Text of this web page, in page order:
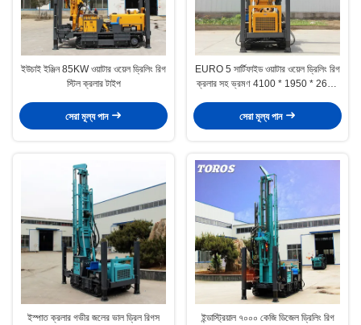
ইউচাই ইঞ্জিন 85KW ওয়াটার ওয়েল ড্রিলিং রিগ
স্টিল ক্রলার টাইপ
সেরা মূল্য পান
EURO 5 সার্টিফাইড ওয়াটার ওয়েল ড্রিলিং রিগ
ক্রলার সহ ভ্রমণ 4100 * 1950 * 2600
সেরা মূল্য পান
ইস্পাত ক্রলার গভীর জলের ভাল ড্রিল রিগস
ইন্ডাস্ট্রিয়াল ৭০০০ কেজি ডিজেল ড্রিলিং রিগ